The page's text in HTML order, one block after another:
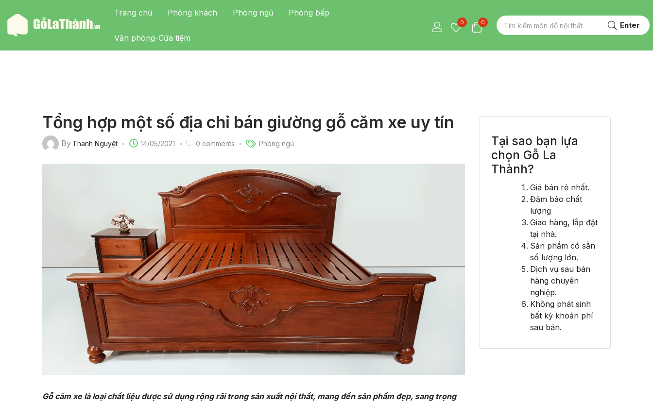
Trang chủ Phòng khách Phòng ngủ Phòng bếp
Văn phòng-Cửa tiệm
0 0 Enter
Tại sao bạn lựa
chọn Gỗ La
Thành?
Giá bán rẻ nhất.
Đảm bảo chất
lượng
Giao hàng, lắp đặt
tại nhà.
Sản phẩm có sẵn
số lượng lớn.
Dịch vụ sau bán
hàng chuyên
nghiệp.
Không phát sinh
bất kỳ khoản phí
sau bán.
Tổng hợp một số địa chỉ bán giường gỗ căm xe uy tín
By Thanh Nguyệt 14/05/2021 0 comments Phòng ngủ
Gỗ căm xe là loại chất liệu được sử dụng rộng rãi trong sản xuất nội thất, mang đến sản phẩm đẹp, sang trọng